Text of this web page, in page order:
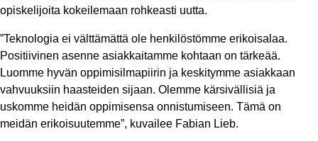
opiskelijoita kokeilemaan rohkeasti uutta.
”Teknologia ei välttämättä ole henkilöstömme erikoisalaa.
Positiivinen asenne asiakkaitamme kohtaan on tärkeää.
Luomme hyvän oppimisilmapiirin ja keskitymme asiakkaan
vahvuuksiin haasteiden sijaan. Olemme kärsivällisiä ja
uskomme heidän oppimisensa onnistumiseen. Tämä on
meidän erikoisuutemme”, kuvailee Fabian Lieb.